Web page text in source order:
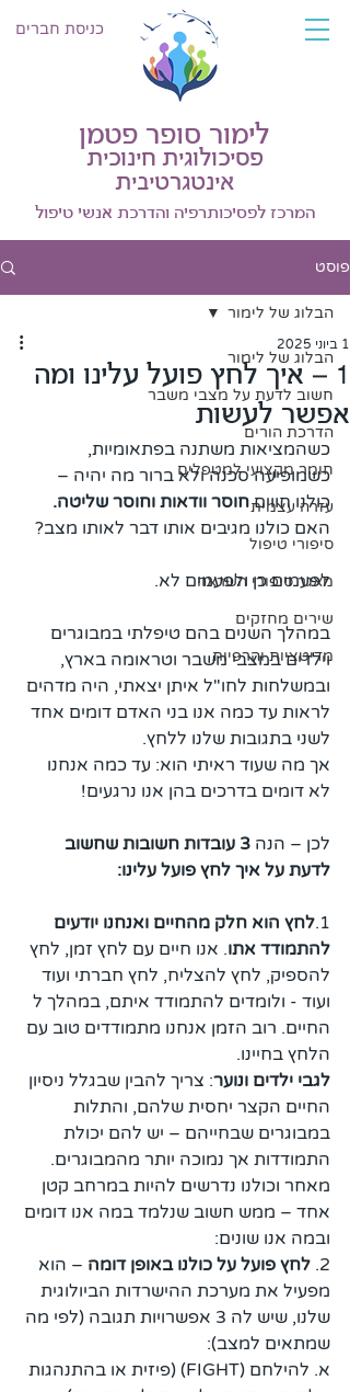
לימור סופר פטמן
פסיכולוגית חינוכית
אינטגרטיבית
המרכז לפסיכותרפיה והדרכת אנשי טיפול
כניסת חברים
פוסט
הבלוג של לימור
חשוב לדעת על מצבי משבר
הדרכת הורים
חומר מקצועי למטפלים
עזרה עצמית
סיפורי טיפול
מאגר סיפורי השראה
שירים מחזקים
מדיטציות והרפיות
הבלוג של לימור
1 – איך לחץ פועל עלינו ומה
אפשר לעשות
1 ביוני 2025
כשהמציאות משתנה בפתאומיות,
כשמופיעה סכנה ולא ברור מה יהיה –
כולנו חווים חוסר וודאות וחוסר שליטה.
האם כולנו מגיבים אותו דבר לאותו מצב?
לפעמים כן ולפעמים לא.
במהלך השנים בהם טיפלתי במבוגרים
וילדים במצבי משבר וטראומה בארץ,
ובמשלחות לחו"ל איתן יצאתי, היה מדהים
לראות עד כמה אנו בני האדם דומים אחד
לשני בתגובות שלנו ללחץ.
אך מה שעוד ראיתי הוא: עד כמה אנחנו
לא דומים בדרכים בהן אנו נרגעים!
לכן – הנה
3 עובדות חשובות שחשוב
לדעת על איך לחץ פועל עלינו:
1. לחץ הוא חלק מהחיים ואנחנו יודעים
להתמודד אתו. אנו חיים עם לחץ זמן, לחץ
להספיק, לחץ להצליח, לחץ חברתי ועוד
ועוד - ולומדים להתמודד איתם, במהלך ל
החיים. רוב הזמן אנחנו מתמודדים טוב עם
הלחץ בחיינו.
לגבי ילדים ונוער: צריך להבין שבגלל ניסיון
החיים הקצר יחסית שלהם, והתלות
במבוגרים שבחייהם – יש להם יכולת
התמודדות אך נמוכה יותר מהמבוגרים.
מאחר וכולנו נדרשים להיות במרחב קטן
אחד – ממש חשוב שנלמד במה אנו דומים
ובמה אנו שונים:
2. לחץ פועל על כולנו באופן דומה – הוא
מפעיל את מערכת ההישרדות הביולוגית
שלנו, שיש לה 3 אפשרויות תגובה (לפי מה
שמתאים למצב):
א. להילחם (FIGHT) (פיזית או בהתנהגות